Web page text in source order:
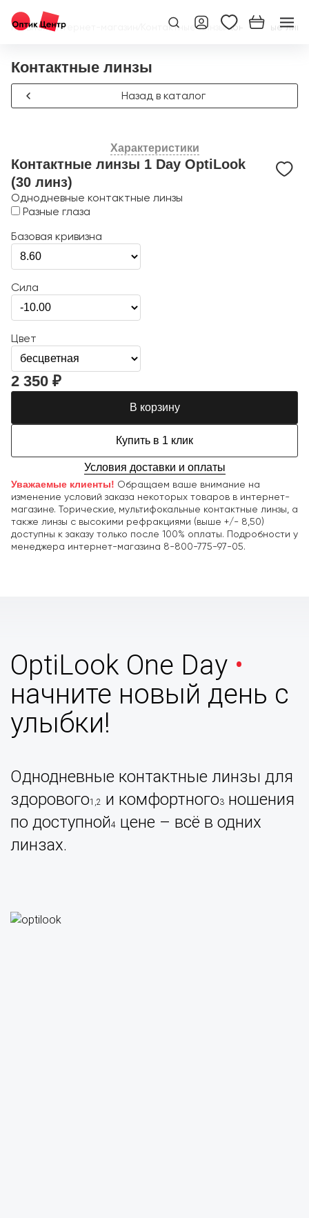
Главная/Интернет-магазин Контактные линзы/Контактные
Контактные линзы
Характеристики
Назад в каталог
Контактные линзы 1 Day OptiLook
(30 линз)
Однодневные контактные линзы
Разные глаза
Базовая кривизна
Сила
Цвет
2 350 ₽
В корзину
Купить в 1 клик
Условия доставки и оплаты
Уважаемые клиенты! Обращаем ваше внимание на
изменение условий заказа некоторых товаров в интернет-
магазине. Торические, мультифокальные контактные линзы, а
также линзы с высокими рефракциями (выше +/- 8,50)
доступны к заказу только после 100% оплаты. Подробности у
менеджера интернет-магазина 8-800-775-97-05.
OptiLook One Day •
начните новый день с
улыбки!
Однодневные контактные линзы для
здорового1,2 и комфортного3 ношения
по доступной4 цене – всё в одних
линзах.